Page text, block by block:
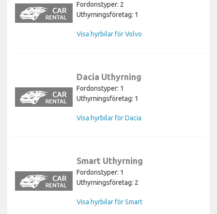
Fordonstyper: 2
Uthyrningsföretag: 1
Visa hyrbilar för Volvo
Dacia Uthyrning
Fordonstyper: 1
Uthyrningsföretag: 1
Visa hyrbilar för Dacia
Smart Uthyrning
Fordonstyper: 1
Uthyrningsföretag: 2
Visa hyrbilar för Smart